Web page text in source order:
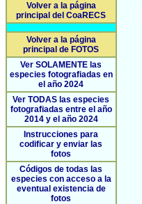
Volver a la página
principal del CoaRECS
Volver a la página
principal de FOTOS
Ver SOLAMENTE las
especies fotografiadas en
el año 2024
Ver TODAS las especies
fotografiadas entre el año
2014 y el año 2024
Instrucciones para
codificar y enviar las
fotos
Códigos de todas las
especies con acceso a la
eventual existencia de
fotos